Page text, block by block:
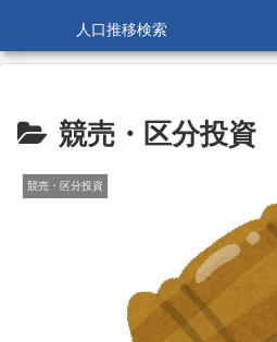
人口推移検索
競売・区分投資
競売・区分投資